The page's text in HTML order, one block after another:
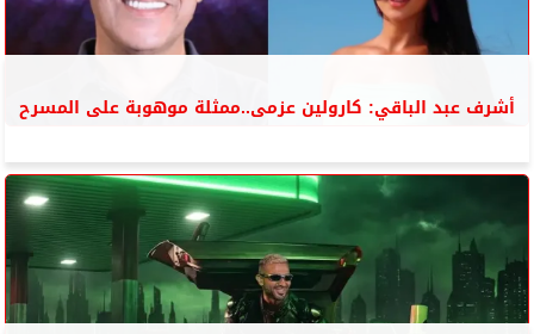
أشرف عبد الباقي: كارولين عزمى..ممثلة موهوبة على المسرح